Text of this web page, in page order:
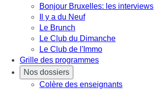
Bonjour Bruxelles: les interviews
Il y a du Neuf
Le Brunch
Le Club du Dimanche
Le Club de l'Immo
Grille des programmes
Nos dossiers
Colère des enseignants